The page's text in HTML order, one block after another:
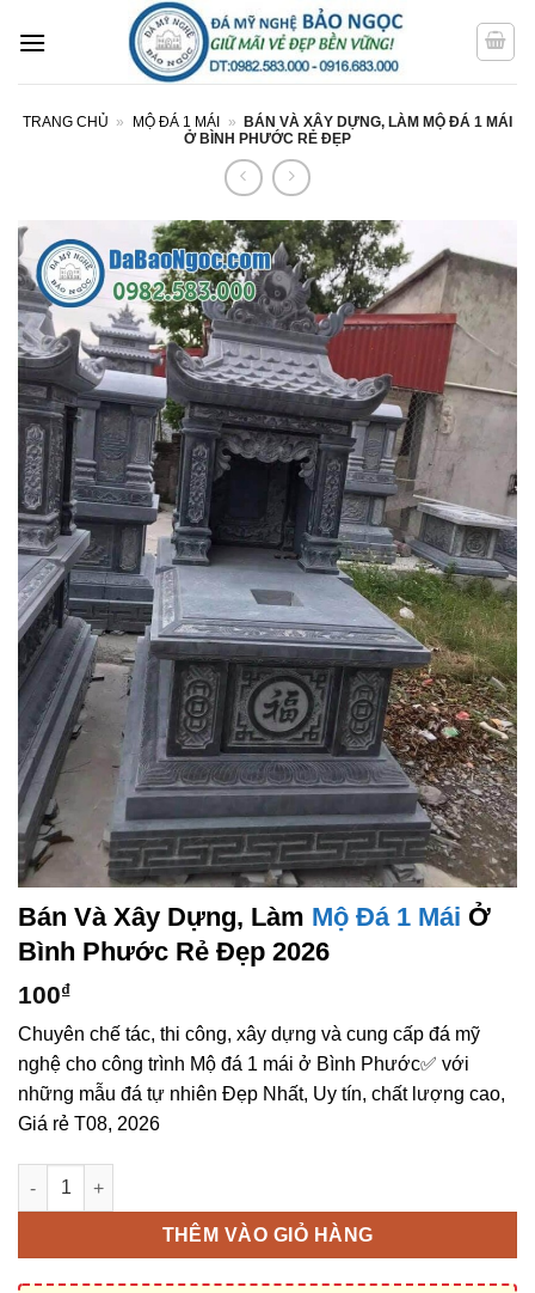
qua
TRANG CHỦ » MỘ ĐÁ 1 MÁI »
BÁN VÀ XÂY DỰNG, LÀM MỘ ĐÁ 1 MÁI
Ở BÌNH PHƯỚC RẺ ĐẸP
Bán Và Xây Dựng, Làm Mộ Đá 1 Mái Ở
Bình Phước Rẻ Đẹp 2026
100₫
Chuyên chế tác, thi công, xây dựng và cung cấp đá mỹ
nghệ cho công trình Mộ đá 1 mái ở Bình Phước✅ với
những mẫu đá tự nhiên Đẹp Nhất, Uy tín, chất lượng cao,
Giá rẻ T08, 2026
Bán và xây dựng, làm Mộ đá 1 mái ở Bình Phước rẻ đẹp số
THÊM VÀO GIỎ HÀNG